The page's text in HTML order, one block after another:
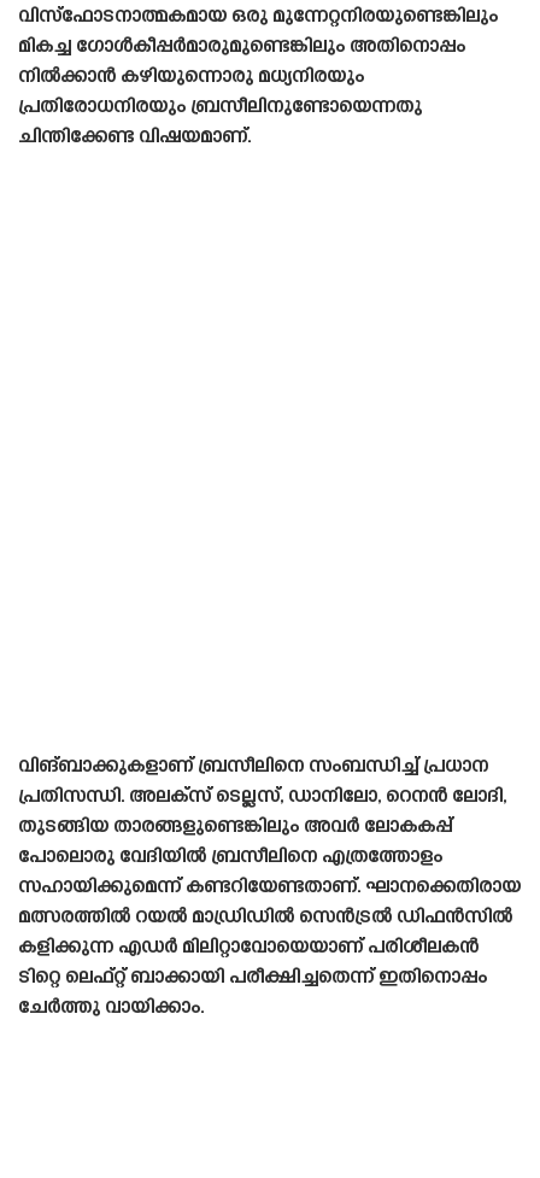
വിസ്ഫോടനാത്മകമായ ഒരു മുന്നേറ്റനിരയുണ്ടെങ്കിലും
മികച്ച ഗോൾകീപ്പർമാരുമുണ്ടെങ്കിലും അതിനൊപ്പം
നിൽക്കാൻ കഴിയുന്നൊരു മധ്യനിരയും
പ്രതിരോധനിരയും ബ്രസീലിനുണ്ടോയെന്നതു
ചിന്തിക്കേണ്ട വിഷയമാണ്.
വിങ്‌ബാക്കുകളാണ് ബ്രസീലിനെ സംബന്ധിച്ച് പ്രധാന
പ്രതിസന്ധി. അലക്‌സ് ടെല്ലസ്, ഡാനിലോ, റെനൻ ലോദി,
തുടങ്ങിയ താരങ്ങളുണ്ടെങ്കിലും അവർ ലോകകപ്പ്
പോലൊരു വേദിയിൽ ബ്രസീലിനെ എത്രത്തോളം
സഹായിക്കുമെന്ന് കണ്ടറിയേണ്ടതാണ്. ഘാനക്കെതിരായ
മത്സരത്തിൽ റയൽ മാഡ്രിഡിൽ സെൻട്രൽ ഡിഫൻസിൽ
കളിക്കുന്ന എഡർ മിലിറ്റാവോയെയാണ് പരിശീലകൻ
ടിറ്റെ ലെഫ്റ്റ് ബാക്കായി പരീക്ഷിച്ചതെന്ന് ഇതിനൊപ്പം
ചേർത്തു വായിക്കാം.